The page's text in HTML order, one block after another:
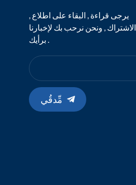
يرجى قراءة , البقاء على اطلاع ,
الاشتراك , ونحن نرحب بك لإخبارنا
برأيك .
مِّدقُي